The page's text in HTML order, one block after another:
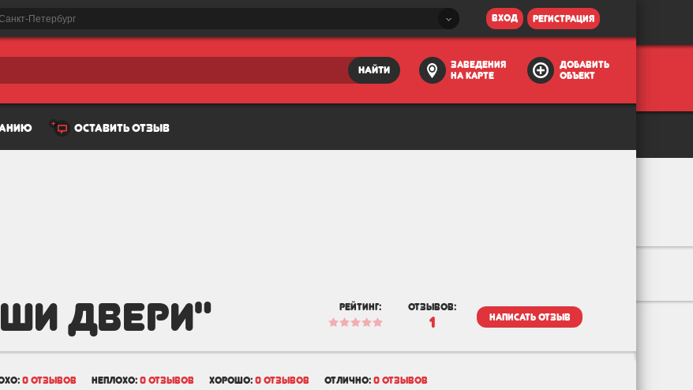
Петербург вход регистрация
найти
заведения
на карте
добавить
объект
оставить отзыв
двери" рейтинг: отзывов:
1 написать отзыв
0 отзывов неплохо: 0 отзывов хорошо: 0 отзывов отлично: 0 отзывов